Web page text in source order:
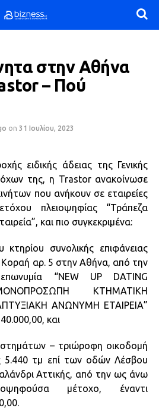
στην Αθήνα
– Πού
on 31 Ιουλίου, 2023
ειδικής άδειας της Γενικής
της, η Trastor ανακοίνωσε
που ανήκουν σε εταιρείες
πλειοψηφίας “Τράπεζα
και πιο συγκεκριμένα:
συνολικής επιφάνειας
Κοραή αρ. 5 στην Αθήνα, από την
“NEW UP DATING
ΚΤΗΜΑΤΙΚΗ
ΑΝΩΝΥΜΗ ΕΤΑΙΡΕΙΑ”
και
– τριώροφη οικοδομή
5.440 τμ επί των οδών Λέσβου
Αττικής, από την ως άνω
μέτοχο, έναντι